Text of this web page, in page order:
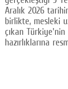
Aralık 2026
birlikte, mesleki
çıkan
hazırlıklarına